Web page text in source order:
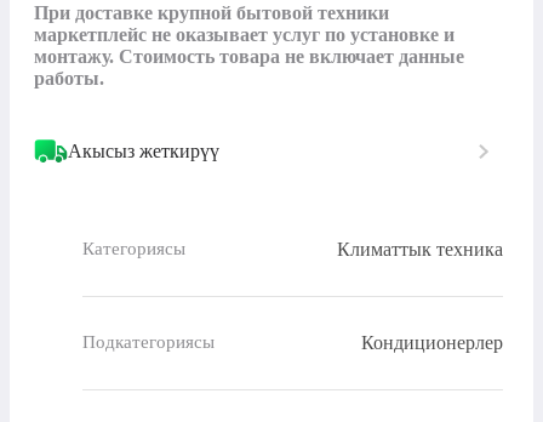
При доставке крупной бытовой техники
маркетплейс не оказывает услуг по установке и
монтажу. Стоимость товара не включает данные
работы.
Акысыз жеткирүү
Категориясы Климаттык техника
Подкатегориясы Кондиционерлер